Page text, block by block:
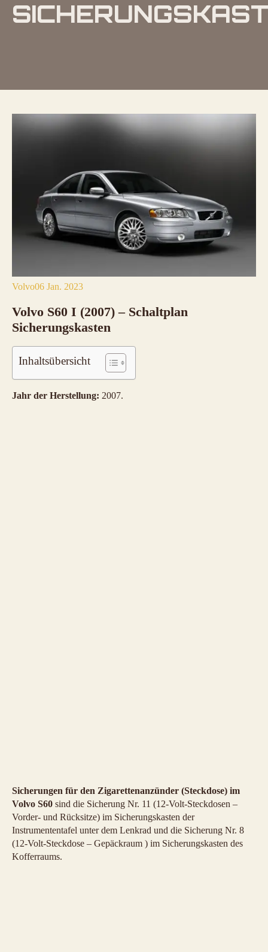
Volvo06 Jan. 2023
Volvo S60 I (2007) – Schaltplan
Sicherungskasten
Inhaltsübersicht
Jahr der Herstellung: 2007.
Sicherungen für den Zigarettenanzünder (Steckdose) im
Volvo S60 sind die Sicherung Nr. 11 (12-Volt-Steckdosen –
Vorder- und Rücksitze) im Sicherungskasten der
Instrumententafel unter dem Lenkrad und die Sicherung Nr. 8
(12-Volt-Steckdose – Gepäckraum ) im Sicherungskasten des
Kofferraums.